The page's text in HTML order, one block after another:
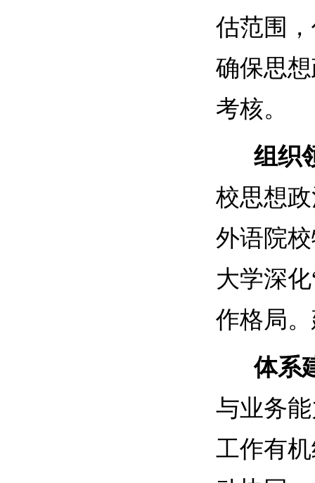
估范围
确保思
考核。
组织
校思想
外语院
大学深
作格局
体系建
与业务
工作有